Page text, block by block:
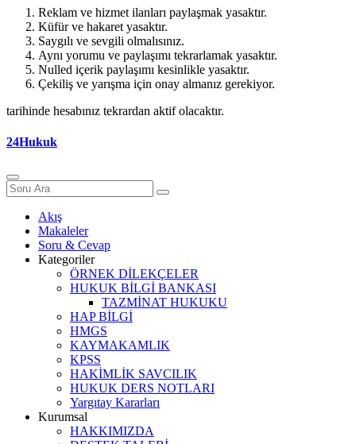
Reklam ve hizmet ilanları paylaşmak yasaktır.
Küfür ve hakaret yasaktır.
Saygılı ve sevgili olmalısınız.
Aynı yorumu ve paylaşımı tekrarlamak yasaktır.
Nulled içerik paylaşımı kesinlikle yasaktır.
Çekiliş ve yarışma için onay almanız gerekiyor.
tarihinde hesabınız tekrardan aktif olacaktır.
24Hukuk
Akış
Makaleler
Soru & Cevap
Kategoriler
ÖRNEK DİLEKÇELER
HUKUK BİLGİ BANKASI
TAZMİNAT HUKUKU
HAP BİLGİ
HMGS
KAYMAKAMLIK
KPSS
HAKİMLİK SAVCILIK
HUKUK DERS NOTLARI
Yargıtay Kararları
Kurumsal
HAKKIMIZDA